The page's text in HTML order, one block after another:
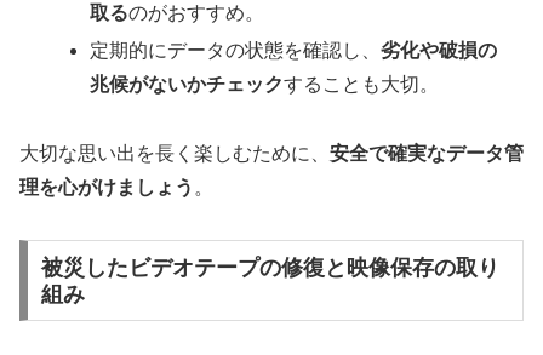
取るのがおすすめ。
定期的にデータの状態を確認し、劣化や破損の
兆候がないかチェックすることも大切。
大切な思い出を長く楽しむために、 安全で確実なデータ管
理を心がけましょう 。
被災したビデオテープの修復と映像保存の取り
組み